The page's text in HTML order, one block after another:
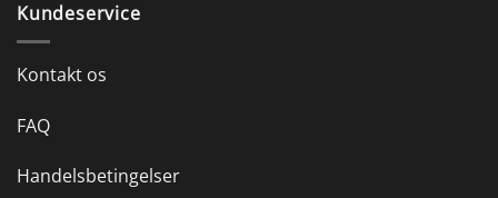
Kundeservice
Kontakt os
FAQ
Handelsbetingelser